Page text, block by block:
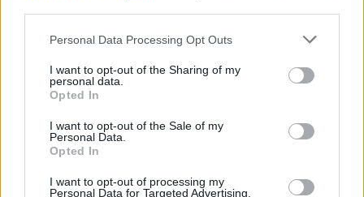
Personal Data Processing Opt Outs
I want to opt-out of the Sharing of my
personal data.
Opted In
I want to opt-out of the Sale of my
Personal Data.
Opted In
I want to opt-out of processing my
Personal Data for Targeted Advertising.
Rio de Janeiro: Governo do Estado propõe parceria com a
FUNCEX para “reforçar inteligência sobre comércio
exterior”